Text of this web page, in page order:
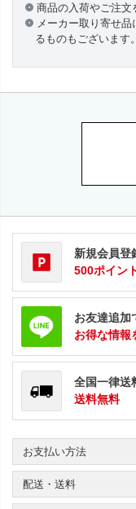
商品の入荷やご注文
メーカー取り寄せ品
るものもございます
新規会員登
500ポイン
お友達追加
お得な情報
全国一律送
送料無料
お支払い方法
配送・送料